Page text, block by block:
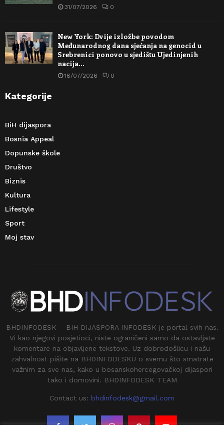
31/07/2026 0
New York: Dvije izložbe povodom
Međunarodnog dana sjećanja na genocid u
Srebrenici ponovo u sjedištu Ujedinjenih
nacija…
18/07/2026 0
Kategorije
BiH dijaspora
Bosnia Appeal
Dopunske škole
Društvo
Biznis
Kultura
Lifestyle
Sport
Moj stav
BHDINFODESK – BIH DIJASPORA INFODESK je portal svih nas.
Vi kao njegovi posjetioci, niste ograničeni samo da ostavljate
komentare na objavljene tekstove. Uz dobrodošlicu i našu
zahvalnost pišite na BHDINFODESKU o svemu što smatrate
važnim za sve nas, kako u bosanskohercegovačkoj dijaspori
tako i domovini. BHDINFODESK TEAM
Contact us: bhdinfodesk@gmail.com